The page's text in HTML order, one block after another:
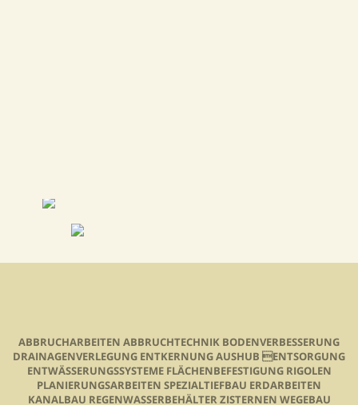
ABBRUCHARBEITEN ABBRUCHTECHNIK BODENVERBESSERUNG
DRAINAGENVERLEGUNG ENTKERNUNG AUSHUB ENTSORGUNG
ENTWÄSSERUNGSSYSTEME FLÄCHENBEFESTIGUNG RIGOLEN
PLANIERUNGSARBEITEN SPEZIALTIEFBAU ERDARBEITEN
KANALBAU REGENWASSERBEHÄLTER ZISTERNEN WEGEBAU